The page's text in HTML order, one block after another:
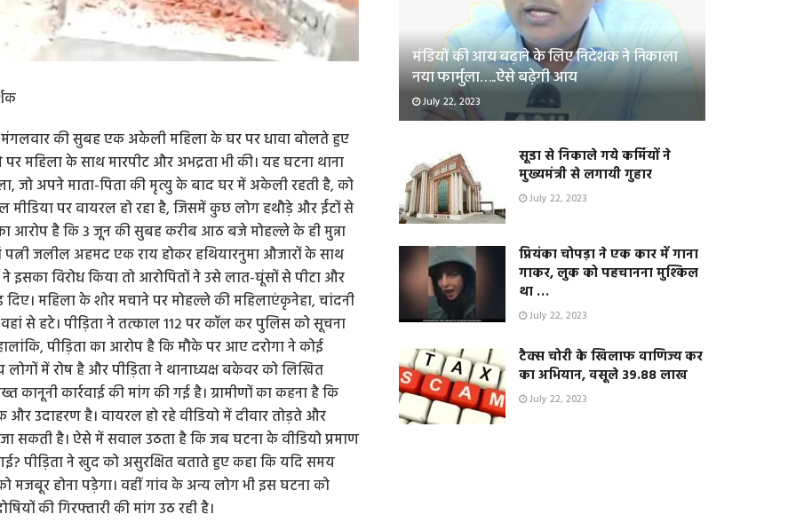
की सुबह एक अकेली महिला के घर पर धावा बोलते हुए
महिला के साथ मारपीट और अभद्रता भी की। यह घटना थाना
जो अपने माता-पिता की मृत्यु के बाद घर में अकेली रहती है, को
पर वायरल हो रहा है, जिसमें कुछ लोग हथौड़े और ईंटों से
आरोप है कि 3 जून की सुबह करीब आठ बजे मोहल्ले के ही मुन्ना
पत्नी जलील अहमद एक राय होकर हथियारनुमा औजारों के साथ
विरोध किया तो आरोपितों ने उसे लात-घूंसों से पीटा और
महिला के शोर मचाने पर मोहल्ले की महिलाएंकृनेहा, चांदनी
से हटे। पीड़िता ने तत्काल 112 पर कॉल कर पुलिस को सूचना
पीड़िता का आरोप है कि मौके पर आए दरोगा ने कोई
लोगों में रोष है और पीड़िता ने थानाध्यक्ष बकेवर को लिखित
कार्रवाई की मांग की गई है। ग्रामीणों का कहना है कि
उदाहरण है। वायरल हो रहे वीडियो में दीवार तोड़ते और
सकती है। ऐसे में सवाल उठता है कि जब घटना के वीडियो प्रमाण
पीड़िता ने खुद को असुरक्षित बताते हुए कहा कि यदि समय
मजबूर होना पड़ेगा। वहीं गांव के अन्य लोग भी इस घटना को
की गिरफ्तारी की मांग उठ रही है।
मंडियों की आय बढ़ाने के लिए निदेशक ने निकाला
नया फार्मुला…..ऐसे बढ़ेगी आय
July 22, 2023
सूडा से निकाले गये कर्मियों ने
मुख्यमंत्री से लगायी गुहार
July 22, 2023
प्रियंका चोपड़ा ने एक कार में गाना
गाकर, लुक को पहचानना मुश्किल
था …
July 22, 2023
टैक्स चोरी के खिलाफ वाणिज्य कर
का अभियान, वसूले 39.88 लाख
July 22, 2023